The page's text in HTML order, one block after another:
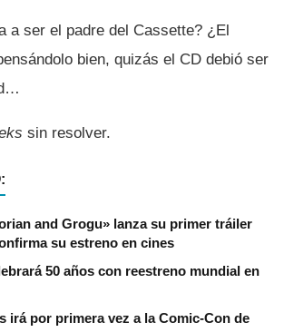
a ser el padre del Cassette? ¿El
bien, quizás el CD debió ser
sin resolver.
and Grogu» lanza su primer tráiler
su estreno en cines
50 años con reestreno mundial en
irá por primera vez a la Comic-Con de